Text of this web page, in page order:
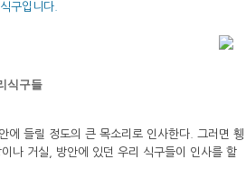
구입니다.
식구들
에 들릴 정도의 큰 목소리로 인사한다. 그러면 휑
나 거실, 방안에 있던 우리 식구들이 인사를 할